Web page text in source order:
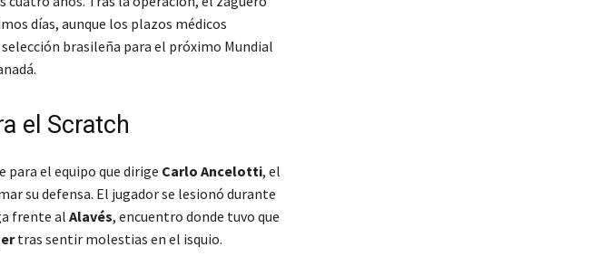
días, aunque los plazos médicos
brasileña para el próximo Mundial
el Scratch
para el equipo que dirige Carlo Ancelotti, el
su defensa. El jugador se lesionó durante
frente al Alavés, encuentro donde tuvo que
tras sentir molestias en el isquio.